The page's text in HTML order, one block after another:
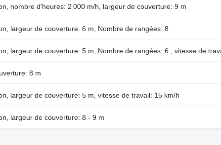
nombre d'heures: 2 000 m/h, largeur de couverture: 9 m
largeur de couverture: 6 m, Nombre de rangées: 8
largeur de couverture: 5 m, Nombre de rangées: 6 , vitesse de
8 m
largeur de couverture: 5 m, vitesse de travail: 15 km/h
largeur de couverture: 8 - 9 m